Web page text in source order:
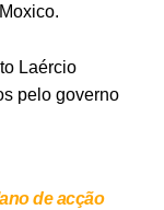
Laércio
pelo governo
de acção